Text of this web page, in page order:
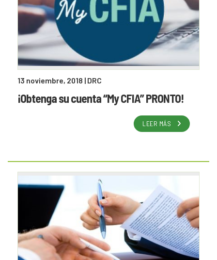
13 noviembre, 2018 | DRC
¡Obtenga su cuenta “My CFIA” PRONTO!
LEER MÁS